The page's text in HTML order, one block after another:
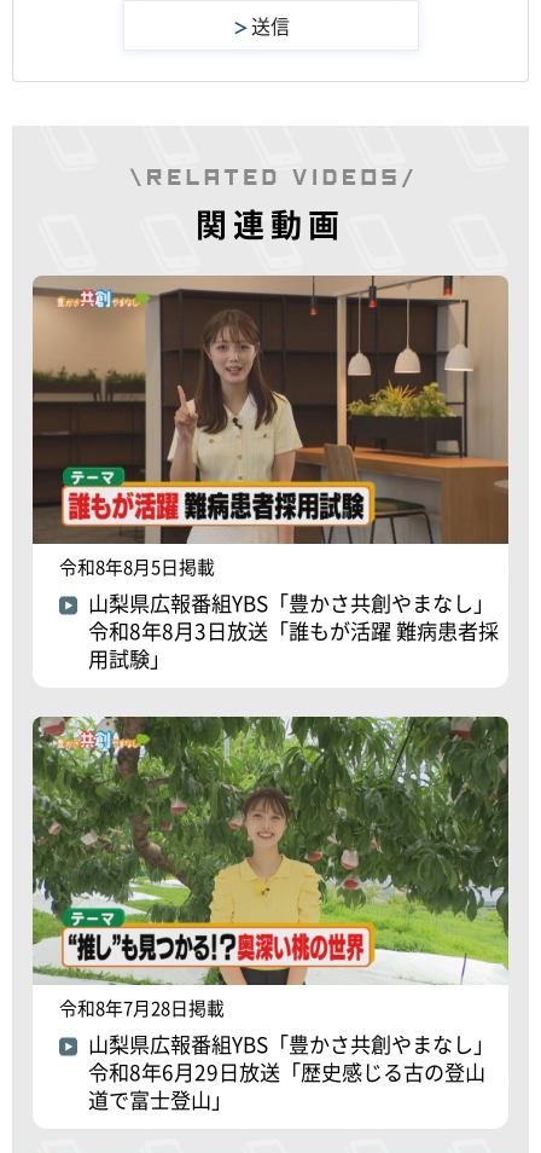
関連動画
令和8年8月5日掲載
山梨県広報番組YBS「豊かさ共創やまなし」
令和8年8月3日放送「誰もが活躍 難病患者採
用試験」
令和8年7月28日掲載
山梨県広報番組YBS「豊かさ共創やまなし」
令和8年6月29日放送「歴史感じる古の登山
道で富士登山」